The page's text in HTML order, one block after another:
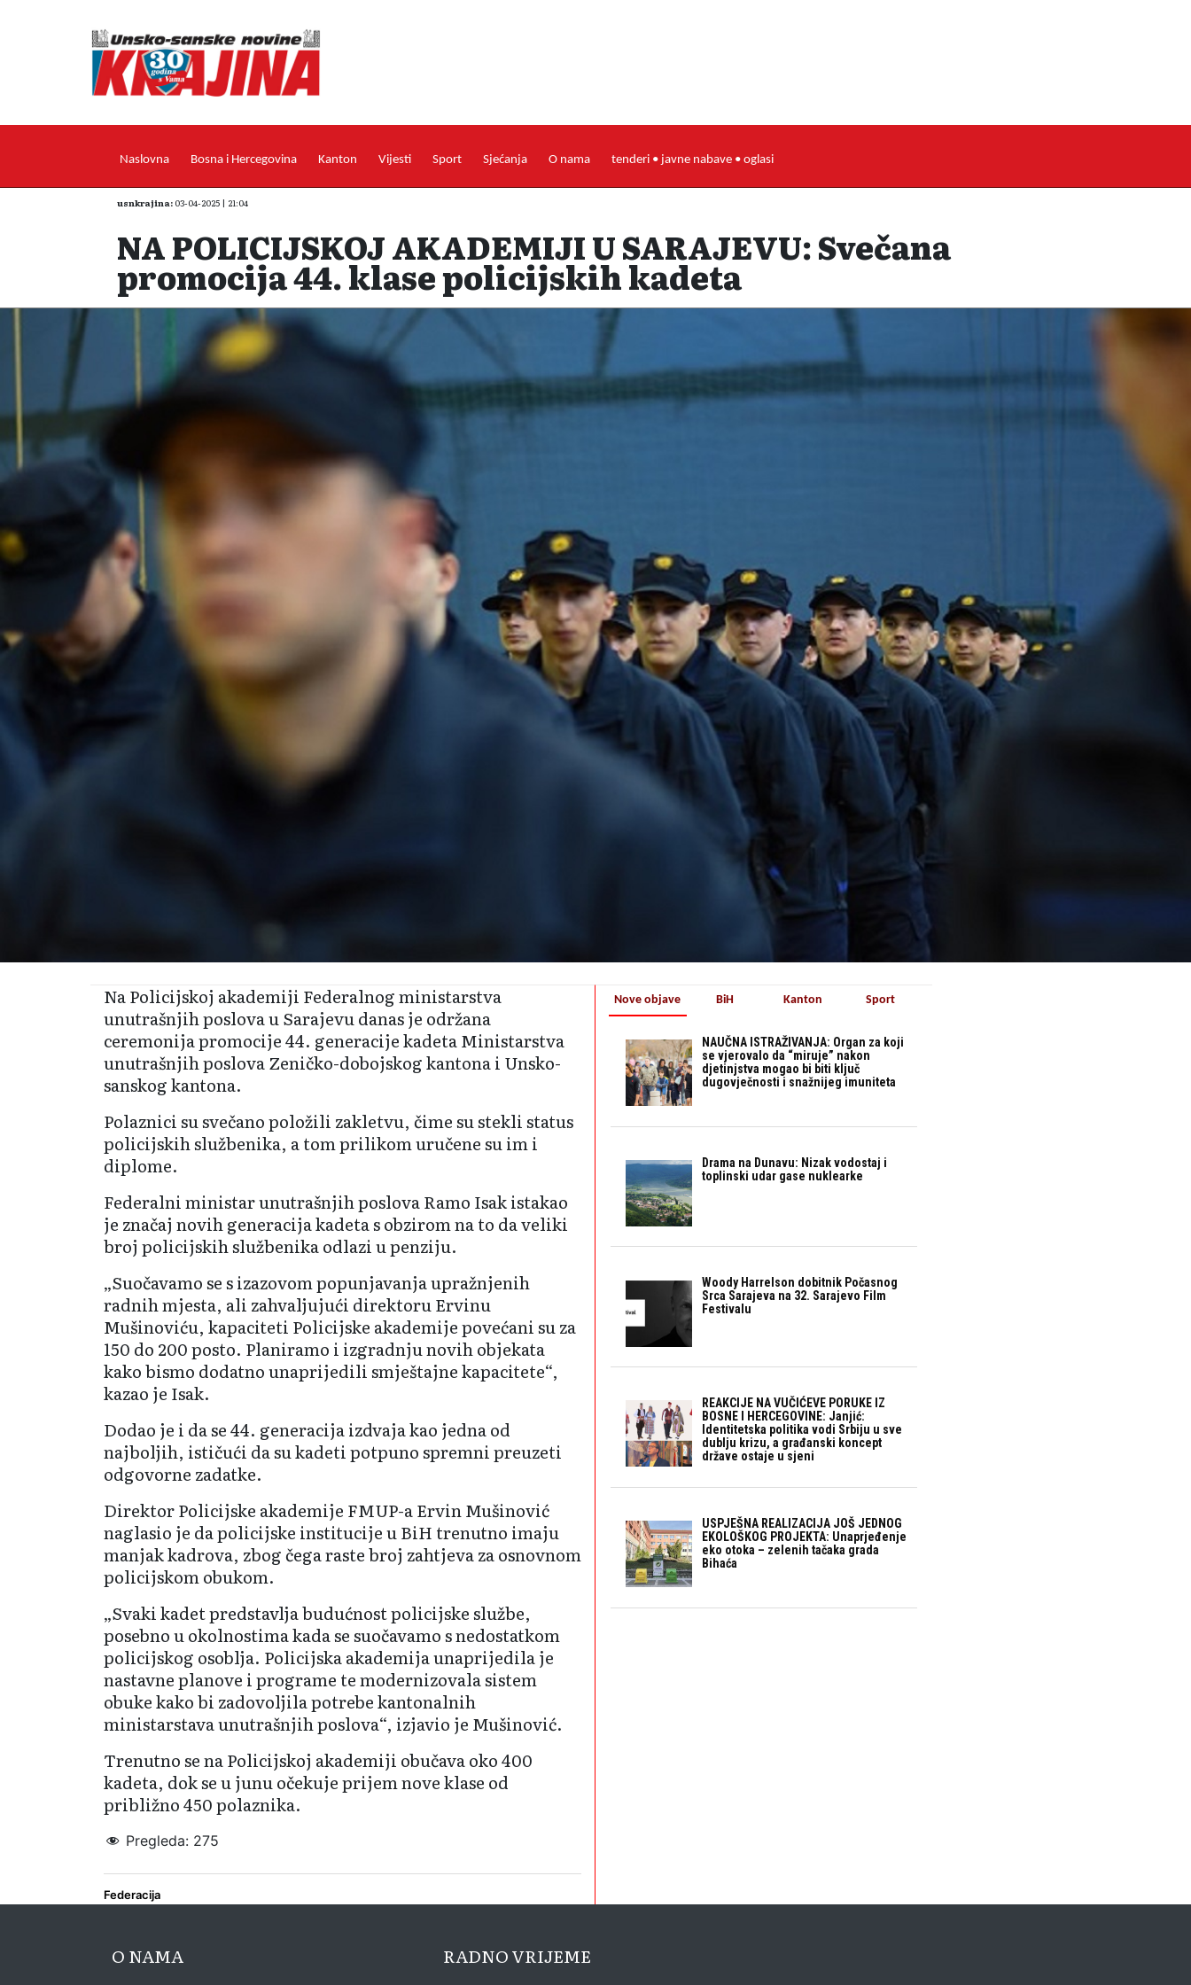
Naslovna Bosna i Hercegovina Kanton Vijesti Sport Sjećanja O nama tenderi • javne nabave • oglasi
usnkrajina: 03-04-2025 | 21:04
NA POLICIJSKOJ AKADEMIJI U SARAJEVU: Svečana
promocija 44. klase policijskih kadeta
Na Policijskoj akademiji Federalnog ministarstva
unutrašnjih poslova u Sarajevu danas je održana
ceremonija promocije 44. generacije kadeta Ministarstva
unutrašnjih poslova Zeničko-dobojskog kantona i Unsko-
sanskog kantona.
Polaznici su svečano položili zakletvu, čime su stekli status
policijskih službenika, a tom prilikom uručene su im i
diplome.
Federalni ministar unutrašnjih poslova Ramo Isak istakao
je značaj novih generacija kadeta s obzirom na to da veliki
broj policijskih službenika odlazi u penziju.
„Suočavamo se s izazovom popunjavanja upražnjenih
radnih mjesta, ali zahvaljujući direktoru Ervinu
Mušinoviću, kapaciteti Policijske akademije povećani su za
150 do 200 posto. Planiramo i izgradnju novih objekata
kako bismo dodatno unaprijedili smještajne kapacitete“,
kazao je Isak.
Dodao je i da se 44. generacija izdvaja kao jedna od
najboljih, ističući da su kadeti potpuno spremni preuzeti
odgovorne zadatke.
Direktor Policijske akademije FMUP-a Ervin Mušinović
naglasio je da policijske institucije u BiH trenutno imaju
manjak kadrova, zbog čega raste broj zahtjeva za osnovnom
policijskom obukom.
„Svaki kadet predstavlja budućnost policijske službe,
posebno u okolnostima kada se suočavamo s nedostatkom
policijskog osoblja. Policijska akademija unaprijedila je
nastavne planove i programe te modernizovala sistem
obuke kako bi zadovoljila potrebe kantonalnih
ministarstava unutrašnjih poslova“, izjavio je Mušinović.
Trenutno se na Policijskoj akademiji obučava oko 400
kadeta, dok se u junu očekuje prijem nove klase od
približno 450 polaznika.
Pregleda: 275
Federacija
Nove objave
NAUČNA ISTRAŽIVANJA: Organ za koji
se vjerovalo da “miruje” nakon
djetinjstva mogao bi biti ključ
dugovječnosti i snažnijeg imuniteta
Drama na Dunavu: Nizak vodostaj i
toplinski udar gase nuklearke
Woody Harrelson dobitnik Počasnog
Srca Sarajeva na 32. Sarajevo Film
Festivalu
REAKCIJE NA VUČIĆEVE PORUKE IZ
BOSNE I HERCEGOVINE: Janjić:
Identitetska politika vodi Srbiju u sve
dublju krizu, a građanski koncept
države ostaje u sjeni
USPJEŠNA REALIZACIJA JOŠ JEDNOG
EKOLOŠKOG PROJEKTA: Unaprjeđenje
eko otoka – zelenih tačaka grada
Bihaća
BiH Kanton Sport
O NAMA RADNO VRIJEME